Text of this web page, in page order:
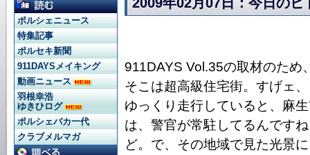
911DAYS Vol.35の取材のため
そこは超高級住宅街。すげェ
ゆっくり走行していると、麻
は、警官が常駐してるんです
ど。で、その地域で見た光景
ポルシェニュース
特集記事
ポルセキ新聞
911DAYSメイキング
動画ニュース
羽根幸浩
ゆきひログ
ポルシェバカ一代
クラブメルマガ